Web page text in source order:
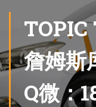
TOPIC
詹姆斯
Q微：